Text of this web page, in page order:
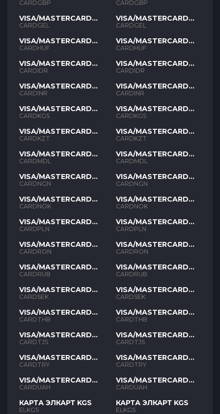
GBP
CARDGBP
VISA/MASTERCARD
GEL
CARDGEL
VISA/MASTERCARD
HUF
CARDHUF
VISA/MASTERCARD
IDR
CARDIDR
VISA/MASTERCARD
INR
CARDINR
VISA/MASTERCARD
KGS
CARDKGS
VISA/MASTERCARD
KZT
CARDKZT
VISA/MASTERCARD
MDL
CARDMDL
VISA/MASTERCARD
NGN
CARDNGN
VISA/MASTERCARD
NOK
CARDNOK
VISA/MASTERCARD
PLN
CARDPLN
VISA/MASTERCARD
RON
CARDRON
VISA/MASTERCARD
RUB
CARDRUB
VISA/MASTERCARD
SEK
CARDSEK
VISA/MASTERCARD
THB
CARDTHB
VISA/MASTERCARD
TJS
CARDTJS
VISA/MASTERCARD
TYR
CARDTRY
VISA/MASTERCARD
UAH
CARDUAH
КАРТА ЭЛКАРТ KGS
ELKGS
GBP
CARDGBP
VISA/MASTERCARD
GEL
CARDGEL
VISA/MASTERCARD
HUF
CARDHUF
VISA/MASTERCARD
IDR
CARDIDR
VISA/MASTERCARD
INR
CARDINR
VISA/MASTERCARD
KGS
CARDKGS
VISA/MASTERCARD
KZT
CARDKZT
VISA/MASTERCARD
MDL
CARDMDL
VISA/MASTERCARD
NGN
CARDNGN
VISA/MASTERCARD
NOK
CARDNOK
VISA/MASTERCARD
PLN
CARDPLN
VISA/MASTERCARD
RON
CARDRON
VISA/MASTERCARD
RUB
CARDRUB
VISA/MASTERCARD
SEK
CARDSEK
VISA/MASTERCARD
THB
CARDTHB
VISA/MASTERCARD
TJS
CARDTJS
VISA/MASTERCARD
TYR
CARDTRY
VISA/MASTERCARD
UAH
CARDUAH
КАРТА ЭЛКАРТ KGS
ELKGS